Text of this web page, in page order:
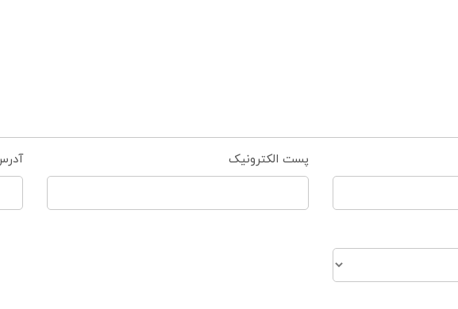
پست الکترونیک